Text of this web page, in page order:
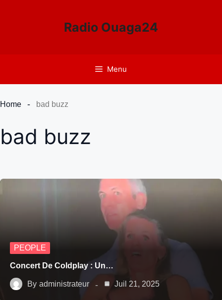
Radio Ouaga24
Menu
Home bad buzz
bad buzz
PEOPLE
Concert De Coldplay : Un…
By administrateur Juil 21, 2025